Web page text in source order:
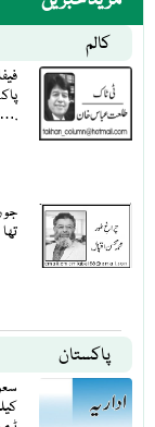
کالم
جو
تھا
پاکستان